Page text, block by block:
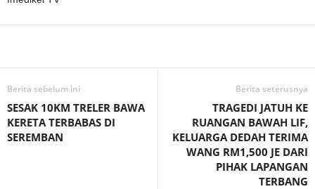
Berita sebelum ini
SESAK 10KM TRELER BAWA
KERETA TERBABAS DI
SEREMBAN
Berita seterusnya
TRAGEDI JATUH KE
RUANGAN BAWAH LIF,
KELUARGA DEDAH TERIMA
WANG RM1,500 JE DARI
PIHAK LAPANGAN
TERBANG